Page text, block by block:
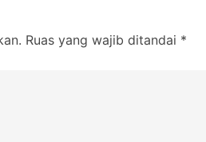
Ruas yang wajib ditandai *